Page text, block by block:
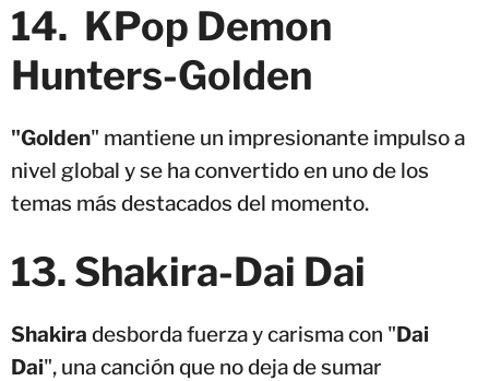
14. KPop Demon
Hunters-Golden
"Golden" mantiene un impresionante impulso a
nivel global y se ha convertido en uno de los
temas más destacados del momento.
13. Shakira-Dai Dai
Shakira desborda fuerza y carisma con "Dai
Dai", una canción que no deja de sumar